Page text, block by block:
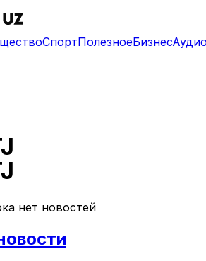
СпортПолезноеБизнес
нет новостей